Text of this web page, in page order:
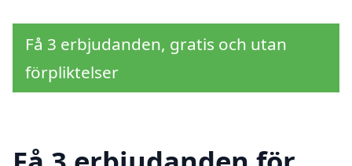
Få 3 erbjudanden, gratis och utan
förpliktelser